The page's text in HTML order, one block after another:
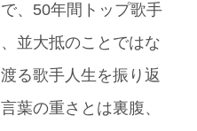
、50年間トップ歌手
並大抵のことではな
る歌手人生を振り返
葉の重さとは裏腹、